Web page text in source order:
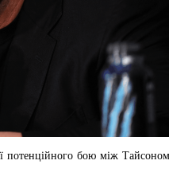
потенційного бою між